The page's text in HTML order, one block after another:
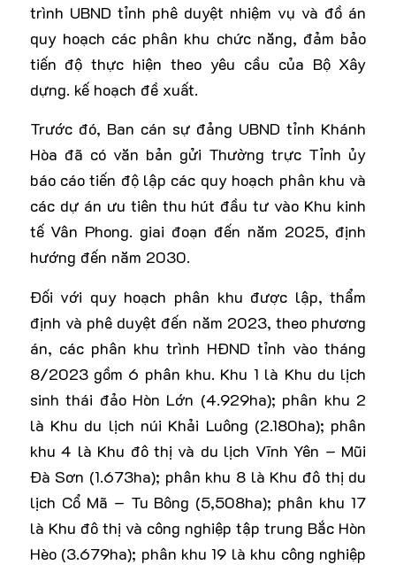
trình UBND tỉnh phê duyệt nhiệm vụ và đồ án
quy hoạch các phân khu chức năng, đảm bảo
tiến độ thực hiện theo yêu cầu của Bộ Xây
dựng. kế hoạch đề xuất.
Trước đó, Ban cán sự đảng UBND tỉnh Khánh
Hòa đã có văn bản gửi Thường trực Tỉnh ủy
báo cáo tiến độ lập các quy hoạch phân khu và
các dự án ưu tiên thu hút đầu tư vào Khu kinh
tế Vân Phong. giai đoạn đến năm 2025, định
hướng đến năm 2030.
Đối với quy hoạch phân khu được lập, thẩm
định và phê duyệt đến năm 2023, theo phương
án, các phân khu trình HĐND tỉnh vào tháng
8/2023 gồm 6 phân khu. Khu 1 là Khu du lịch
sinh thái đảo Hòn Lớn (4.929ha); phân khu 2
là Khu du lịch núi Khải Luông (2.180ha); phân
khu 4 là Khu đô thị và du lịch Vĩnh Yên – Mũi
Đà Sơn (1.673ha); phân khu 8 là Khu đô thị du
lịch Cổ Mã – Tu Bông (5,508ha); phân khu 17
là Khu đô thị và công nghiệp tập trung Bắc Hòn
Hèo (3.679ha); phân khu 19 là khu công nghiệp